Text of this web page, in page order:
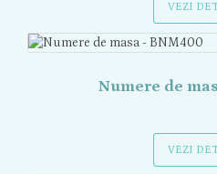
VEZI
Numere de
VEZI